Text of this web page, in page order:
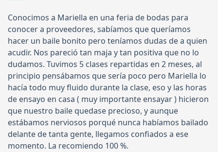
Conocimos a Mariella en una feria de bodas para
conocer a proveedores, sabíamos que queríamos
hacer un baile bonito pero teníamos dudas de a quien
acudir. Nos pareció tan maja y tan positiva que no lo
dudamos. Tuvimos 5 clases repartidas en 2 meses, al
principio pensábamos que sería poco pero Mariella lo
hacía todo muy fluido durante la clase, eso y las horas
de ensayo en casa ( muy importante ensayar ) hicieron
que nuestro baile quedase precioso, y aunque
estábamos nerviosos porqué nunca habíamos bailado
delante de tanta gente, llegamos confiados a ese
momento. La recomiendo 100 %.